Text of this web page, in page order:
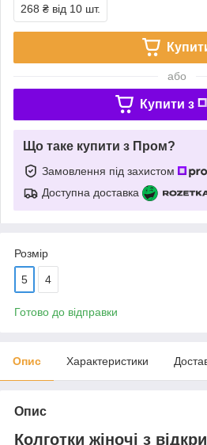
268 ₴ від 10 шт.
або
Купити з
Що таке купити з Пром?
Замовлення під захистом
Доступна доставка
Розмір
5 4
Готово до відправки
Опис Характеристики
Опис
Колготки жіночі з